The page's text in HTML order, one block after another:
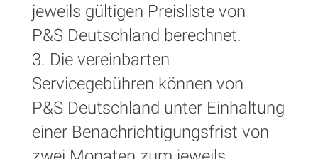
jeweils gültigen Preisliste von
P&S Deutschland berechnet.
3. Die vereinbarten
Servicegebühren können von
P&S Deutschland unter Einhaltung
einer Benachrichtigungsfrist von